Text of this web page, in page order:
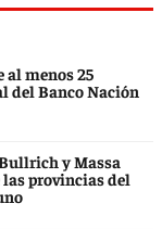
al menos 25
del Banco Nación
y Massa
provincias del